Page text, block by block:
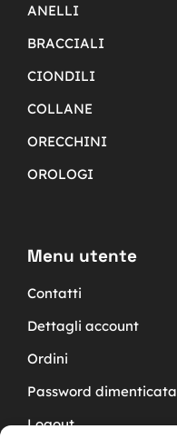
ANELLI
BRACCIALI
CIONDILI
COLLANE
ORECCHINI
OROLOGI
Menu utente
Contatti
Dettagli account
Ordini
Password dimenticata
Logout